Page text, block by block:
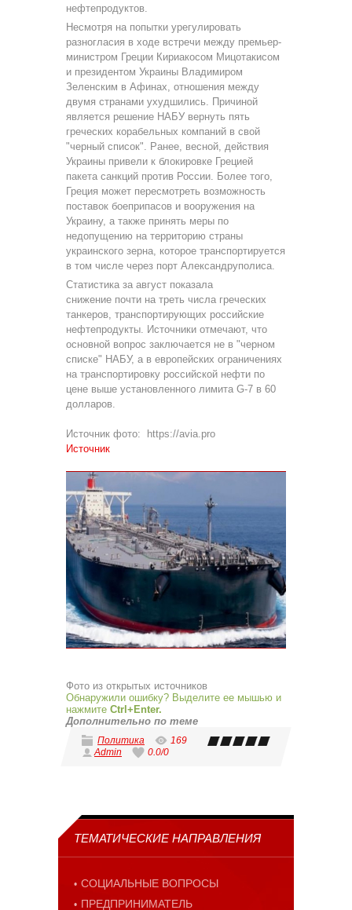
нефтепродуктов.
Несмотря на попытки урегулировать
разногласия в ходе встречи между премьер-
министром Греции Кириакосом Мицотакисом
и президентом Украины Владимиром
Зеленским в Афинах, отношения между
двумя странами ухудшились. Причиной
является решение НАБУ вернуть пять
греческих корабельных компаний в свой
"черный список". Ранее, весной, действия
Украины привели к блокировке Грецией
пакета санкций против России. Более того,
Греция может пересмотреть возможность
поставок боеприпасов и вооружения на
Украину, а также принять меры по
недопущению на территорию страны
украинского зерна, которое транспортируется
в том числе через порт Александруполиса.
Статистика за август показала
снижение почти на треть числа греческих
танкеров, транспортирующих российские
нефтепродукты. Источники отмечают, что
основной вопрос заключается не в "черном
списке" НАБУ, а в европейских ограничениях
на транспортировку российской нефти по
цене выше установленного лимита G-7 в 60
долларов.
Источник фото: https://avia.pro
Источник
Фото из открытых источников
Обнаружили ошибку? Выделите ее мышью и
нажмите Ctrl+Enter.
Дополнительно по теме
Политика
169
Admin
0.0/0
ТЕМАТИЧЕСКИЕ НАПРАВЛЕНИЯ
СОЦИАЛЬНЫЕ ВОПРОСЫ
ПРЕДПРИНИМАТЕЛЬ